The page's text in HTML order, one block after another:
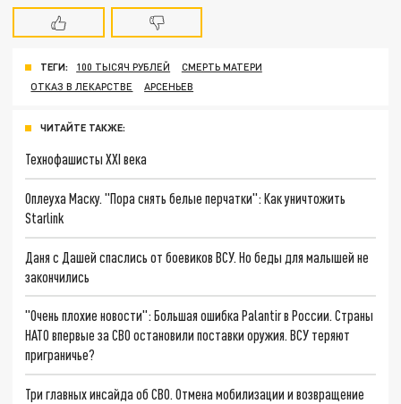
ТЕГИ: 100 ТЫСЯЧ РУБЛЕЙ
СМЕРТЬ МАТЕРИ
ОТКАЗ В ЛЕКАРСТВЕ
АРСЕНЬЕВ
ЧИТАЙТЕ ТАКЖЕ:
Технофашисты XXI века
Оплеуха Маску. "Пора снять белые перчатки": Как уничтожить
Starlink
Даня с Дашей спаслись от боевиков ВСУ. Но беды для малышей не
закончились
"Очень плохие новости": Большая ошибка Palantir в России. Страны
НАТО впервые за СВО остановили поставки оружия. ВСУ теряют
приграничье?
Три главных инсайда об СВО. Отмена мобилизации и возвращение